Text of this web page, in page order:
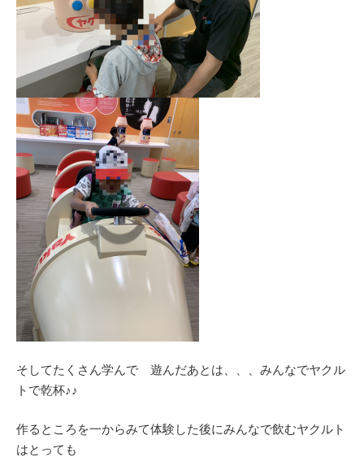
そしてたくさん学んで 遊んだあとは、、、みんなでヤクル
トで乾杯♪♪
作るところを一からみて体験した後にみんなで飲むヤクルト
はとっても